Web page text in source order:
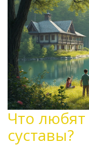
Что
суставы?